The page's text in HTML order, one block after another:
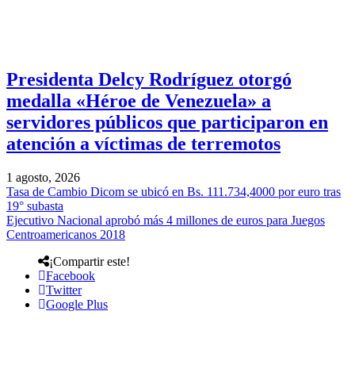
Presidenta Delcy Rodríguez otorgó
medalla «Héroe de Venezuela» a
servidores públicos que participaron en
atención a víctimas de terremotos
1 agosto, 2026
Tasa de Cambio Dicom se ubicó en Bs. 111.734,4000 por euro tras
19° subasta
Ejecutivo Nacional aprobó más 4 millones de euros para Juegos
Centroamericanos 2018
¡Compartir este!
Facebook
Twitter
Google Plus